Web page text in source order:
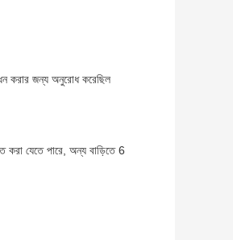
করার জন্য অনুরোধ করেছিল
করা যেতে পারে, অন্য বাড়িতে 6